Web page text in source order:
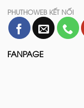
PHUTHOWEB KẾT NỐI
FANPAGE